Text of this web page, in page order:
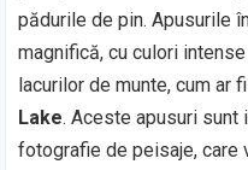
pădurile de pin. Apusurile
magnifică, cu culori
lacurilor de munte, cum ar fi
Lake. Aceste apusuri sunt
fotografie de peisaje, care